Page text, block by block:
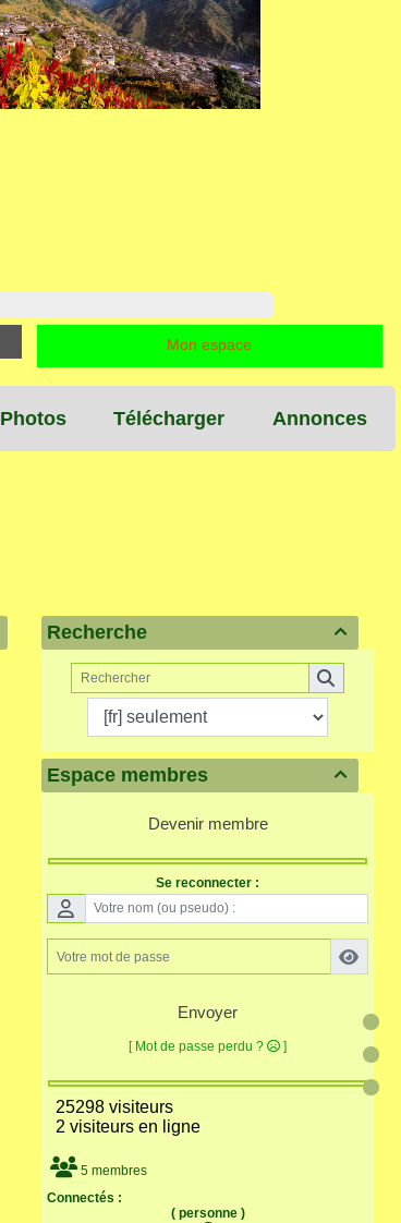
Mon espace
Photos Télécharger Annonces

Recherche

Espace membres
Devenir membre
Se reconnecter :
Envoyer
[ Mot de passe perdu ? ]
25298 visiteurs
2 visiteurs en ligne
5 membres
Connectés :
( personne )